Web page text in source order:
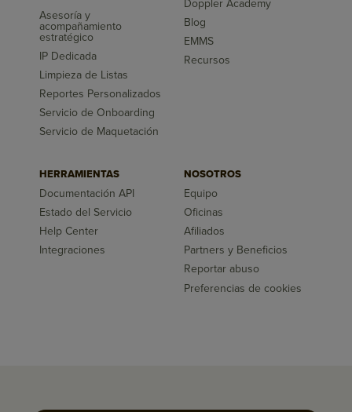
Asesoría y
acompañamiento
estratégico
IP Dedicada
Limpieza de Listas
Reportes Personalizados
Servicio de Onboarding
Servicio de Maquetación
Doppler Academy
Blog
EMMS
Recursos
HERRAMIENTAS
Documentación API
Estado del Servicio
Help Center
Integraciones
NOSOTROS
Equipo
Oficinas
Afiliados
Partners y Beneficios
Reportar abuso
Preferencias de cookies